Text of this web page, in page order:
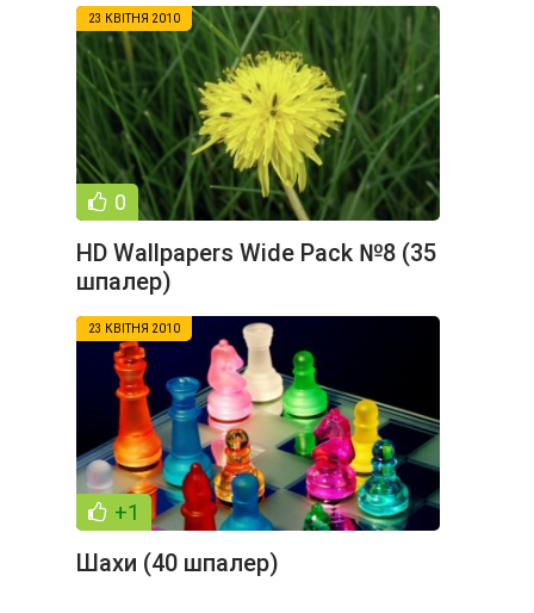
23 КВІТНЯ 2010
0
HD Wallpapers Wide Pack №8 (35
шпалер)
23 КВІТНЯ 2010
+1
Шахи (40 шпалер)